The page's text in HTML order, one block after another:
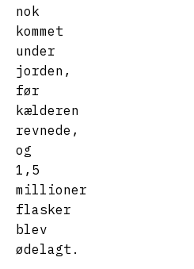
nok
kommet
under
jorden,
før
kælderen
revnede,
og
1,5
millioner
flasker
blev
ødelagt.